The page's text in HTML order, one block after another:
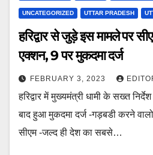
UNCATEGORIZED UTTAR PRADESH
हरिद्वार से जुड़े इस मामले पर
एक्शन, 9 पर मुकदमा दर्ज
FEBRUARY 3, 2023
हरिद्वार में मुख्यमंत्री धामी के सख्त
बाद हुआ मुकदमा दर्ज -गड़बडी करने
सीएम -जल्द ही देश का सबसे…